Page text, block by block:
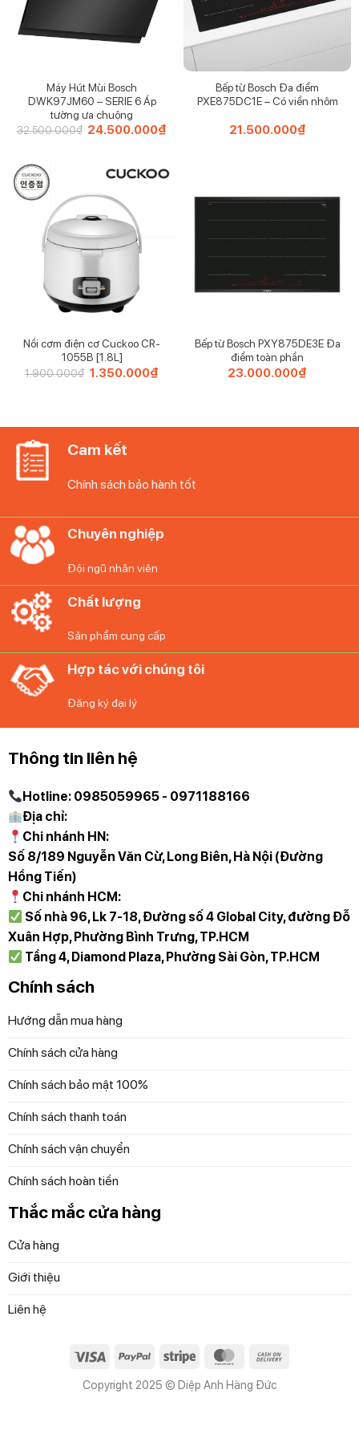
Máy Hút Mùi Bosch
DWK97JM60 – SERIE 6 Áp
tường ưa chuộng
32.500.000₫ Giá
24.500.000₫
24.500.000₫.
Bếp từ Bosch Đa điểm
PXE875DC1E – Có viền nhôm
21.500.000₫
Nồi cơm điện cơ Cuckoo CR-
1055B [1.8L]
1.900.000₫ Giá
1.350.000₫Giá
Bếp từ Bosch PXY875DE3E Đa
điểm toàn phần
23.000.000₫
Cam kết
Chính sách bảo hành tốt
Chuyên nghiệp
Đội ngũ nhân viên
Chất lượng
Sản phẩm cung cấp
Hợp tác với chúng tôi
Đăng ký đại lý
Thông tin liên hệ
Hotline: 0985059965 - 0971188166
Địa chỉ:
Chi nhánh HN:
Số 8/189 Nguyễn Văn Cừ, Long Biên, Hà Nội (Đường
Hồng Tiến)
Chi nhánh HCM:
Số nhà 96, Lk 7-18, Đường số 4 Global City, đường Đỗ
Xuân Hợp, Phường Bình Trưng, TP.HCM
Tầng 4, Diamond Plaza, Phường Sài Gòn, TP.HCM
Chính sách
Hướng dẫn mua hàng
Chính sách cửa hàng
Chính sách bảo mật 100%
Chính sách thanh toán
Chính sách vận chuyển
Chính sách hoàn tiền
Thắc mắc cửa hàng
Cửa hàng
Giới thiệu
Liên hệ
Visa PayPal Stripe MasterCard
Copyright 2025 © Diệp Anh Hàng Đức